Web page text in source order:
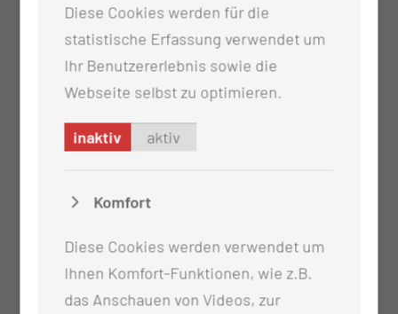
Diagnostische Eingriffe: Biopsien im
Wirbelsäulen- und Rückenmarksbereich
Diese Cookies werden für die
statistische Erfassung verwendet um
Ihr Benutzererlebnis sowie die
Webseite selbst zu optimieren.
inaktiv aktiv
Komfort
Diese Cookies werden verwendet um
Ihnen Komfort-Funktionen, wie z.B.
das Anschauen von Videos, zur